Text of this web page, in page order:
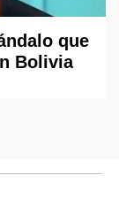
que
Bolivia